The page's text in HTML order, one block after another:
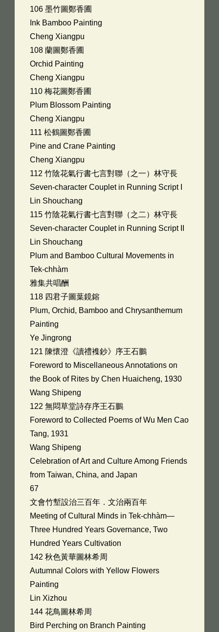
106 墨竹圖鄭香圃
Ink Bamboo Painting
Cheng Xiangpu
108 蘭圖鄭香圃
Orchid Painting
Cheng Xiangpu
110 梅花圖鄭香圃
Plum Blossom Painting
Cheng Xiangpu
111 松鶴圖鄭香圃
Pine and Crane Painting
Cheng Xiangpu
112 竹陰花氣行書七言對聯（之一）林守長
Seven-character Couplet in Running Script I
Lin Shouchang
115 竹陰花氣行書七言對聯（之二）林守長
Seven-character Couplet in Running Script II
Lin Shouchang
Plum and Bamboo Cultural Movements in
Tek-chhàm
雅集共唱酬
118 四君子圖葉鏡鎔
Plum, Orchid, Bamboo and Chrysanthemum
Painting
Ye Jingrong
121 陳懷澄《讀禮襍鈔》序王石鵬
Foreword to Miscellaneous Annotations on
the Book of Rites by Chen Huaicheng, 1930
Wang Shipeng
122 無悶草堂詩存序王石鵬
Foreword to Collected Poems of Wu Men Cao
Tang, 1931
Wang Shipeng
Celebration of Art and Culture Among Friends
from Taiwan, China, and Japan
67
文會竹塹設治三百年．文治兩百年
Meeting of Cultural Minds in Tek-chhàm—
Three Hundred Years Governance, Two
Hundred Years Cultivation
142 秋色黃華圖林希周
Autumnal Colors with Yellow Flowers
Painting
Lin Xizhou
144 花鳥圖林希周
Bird Perching on Branch Painting